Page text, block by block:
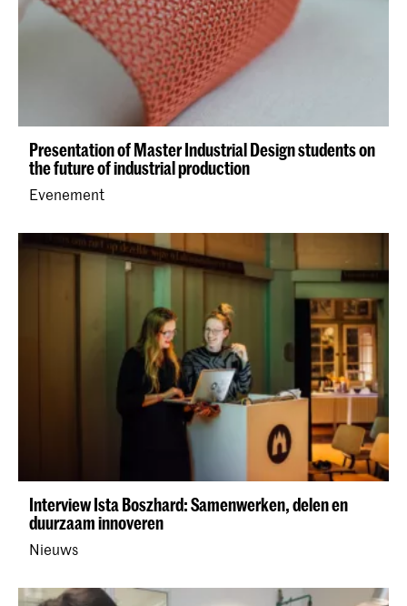
Presentation of Master Industrial Design students on
the future of industrial production
Evenement
Interview Ista Boszhard: Samenwerken, delen en
duurzaam innoveren
Nieuws